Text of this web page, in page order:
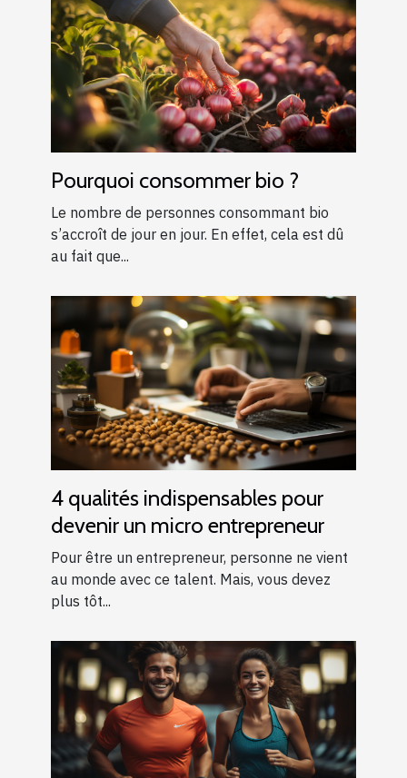
Pourquoi consommer bio ?
Le nombre de personnes consommant bio
s’accroît de jour en jour. En effet, cela est dû
au fait que...
4 qualités indispensables pour
devenir un micro entrepreneur
Pour être un entrepreneur, personne ne vient
au monde avec ce talent. Mais, vous devez
plus tôt...